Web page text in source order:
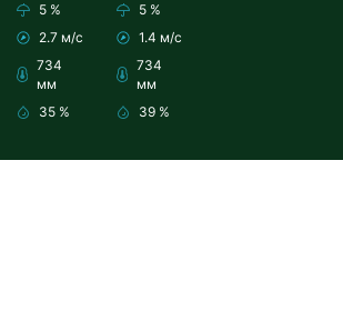
5 %
2.7 м/с
734
мм
35 %
5 %
1.4 м/с
734
мм
39 %